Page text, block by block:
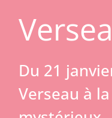
Du 21
Verseau à